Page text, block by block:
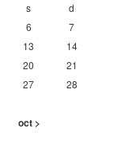
s
d
6
7
13
14
20
21
27
28
oct >